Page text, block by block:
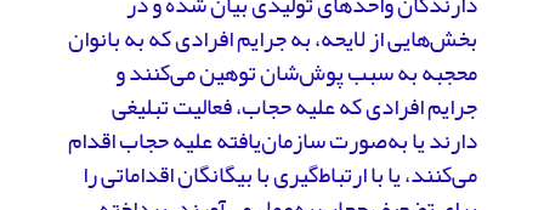
بخش‌هایی از لایحه، به جرایم افرادی که به بانوان
محجبه به سبب پوش‌شان توهین می‌کنند و
جرایم افرادی که علیه حجاب، فعالیت تبلیغی
دارند یا به‌صورت سازمان‌یافته علیه حجاب اقدام
می‌کنند، یا با ارتباط‌گیری با بیگانگان اقداماتی را